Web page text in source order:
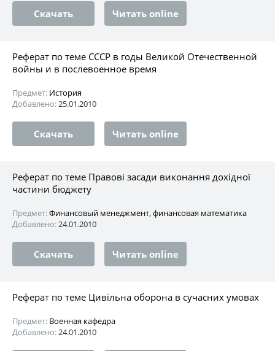
Скачать Читать online
Реферат по теме СССР в годы Великой Отечественной
войны и в послевоенное время
Предмет: История
Добавлено:25.01.2010
Скачать Читать online
Реферат по теме Правові засади виконання дохідної
частини бюджету
Предмет:Финансовый менеджмент, финансовая математика
Добавлено:24.01.2010
Скачать Читать online
Реферат по теме Цивільна оборона в сучасних умовах
Предмет: Военная кафедра
Добавлено:24.01.2010